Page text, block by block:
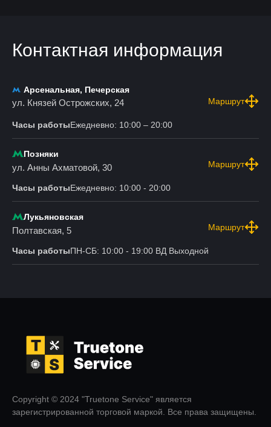
Контактная информация
Арсенальная, Печерская
ул. Князей Острожских, 24 Маршрут
Часы работыЕжедневно: 10:00 – 20:00
Позняки
ул. Анны Ахматовой, 30 Маршрут
Часы работыЕжедневно: 10:00 - 20:00
Лукьяновская
Полтавская, 5 Маршрут
Часы работыПН-СБ: 10:00 - 19:00 ВД Выходной
Copyright © 2024 "Truetone Service" является
зарегистрированной торговой маркой. Все права защищены.